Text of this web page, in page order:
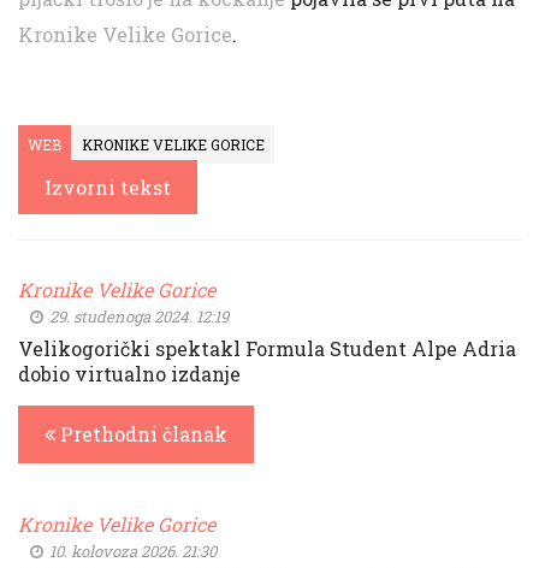
Kronike Velike Gorice.
WEB KRONIKE VELIKE GORICE
Izvorni tekst
Kronike Velike Gorice
29. studenoga 2024. 12:19
Velikogorički spektakl Formula Student Alpe Adria
dobio virtualno izdanje
Prethodni članak
Kronike Velike Gorice
10. kolovoza 2026. 21:30